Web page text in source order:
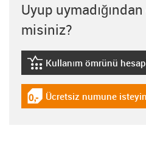
Uyup
misiniz?
igus-icon-
Kullanım ömrünü
igus-icon-gratismuster
Ücretsiz numune isteyin